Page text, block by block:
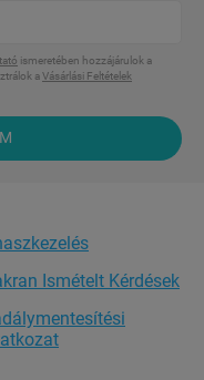
ismeretében hozzájárulok a
aVásárlási Feltételek
Ismételt Kérdések